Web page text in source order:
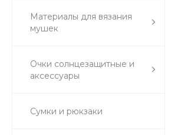
Материалы для вязания
мушек
Очки солнцезащитные и
аксессуары
Сумки и рюкзаки